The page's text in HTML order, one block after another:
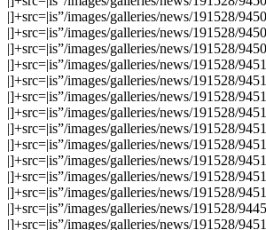
|]+src=|is”/images/galleries/news/191528/
|]+src=|is”/images/galleries/news/191528/
|]+src=|is”/images/galleries/news/191528/
|]+src=|is”/images/galleries/news/191528/
|]+src=|is”/images/galleries/news/191528/
|]+src=|is”/images/galleries/news/191528/
|]+src=|is”/images/galleries/news/191528/
|]+src=|is”/images/galleries/news/191528/
|]+src=|is”/images/galleries/news/191528/
|]+src=|is”/images/galleries/news/191528/
|]+src=|is”/images/galleries/news/191528/
|]+src=|is”/images/galleries/news/191528/
|]+src=|is”/images/galleries/news/191528/
|]+src=|is”/images/galleries/news/191528/